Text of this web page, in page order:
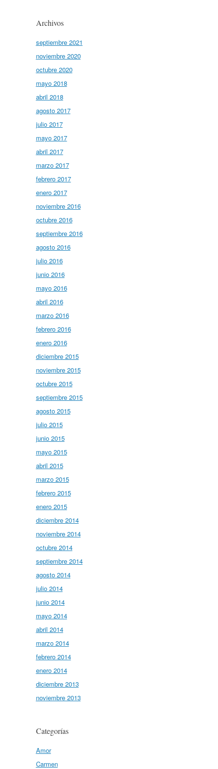
Archivos
septiembre 2021
noviembre 2020
octubre 2020
mayo 2018
abril 2018
agosto 2017
julio 2017
mayo 2017
abril 2017
marzo 2017
febrero 2017
enero 2017
noviembre 2016
octubre 2016
septiembre 2016
agosto 2016
julio 2016
junio 2016
mayo 2016
abril 2016
marzo 2016
febrero 2016
enero 2016
diciembre 2015
noviembre 2015
octubre 2015
septiembre 2015
agosto 2015
julio 2015
junio 2015
mayo 2015
abril 2015
marzo 2015
febrero 2015
enero 2015
diciembre 2014
noviembre 2014
octubre 2014
septiembre 2014
agosto 2014
julio 2014
junio 2014
mayo 2014
abril 2014
marzo 2014
febrero 2014
enero 2014
diciembre 2013
noviembre 2013
Categorías
Amor
Carmen